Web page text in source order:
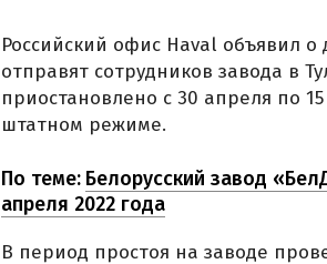
Российский офис Haval объявил
отправят сотрудников завода в
приостановлено с 30 апреля по
штатном режиме.
По теме: Белорусский завод
апреля 2022 года
В период простоя на заводе